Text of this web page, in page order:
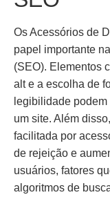
Os Acessórios de
papel importante
(SEO). Elementos
alt e a escolha de
legibilidade
um site. Além
facilitada por
de rejeição e
usuários, fatores
algoritmos de